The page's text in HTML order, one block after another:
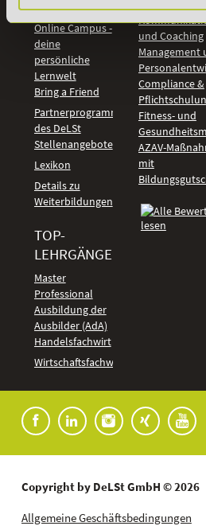
Check
Online Campus -
deine
persönliche
Lernwelt
Bring a Friend
Partnerprogramm
des DeLSt
Stellenangebote
Lexikon
Details zu
Weiterbildungen
TOP-
LEHRGÄNGE
Master
Professional
Ausbildung der
Ausbilder (AdA)
Handelsfachwirt
Wirtschaftsfachwirt
und Coaching
Management
Compliance &
Fitness- und
AZAV-
mit
Copyright by DeLSt GmbH © 2026
Allgemeine Geschäftsbedingungen